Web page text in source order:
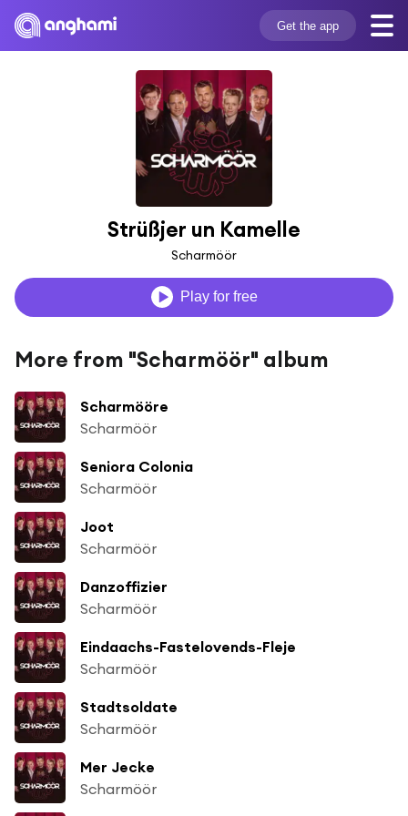
Get the app
Strüßjer un Kamelle
Scharmöör
Play for free
More from "Scharmöör" album
Scharmööre
Scharmöör
Seniora Colonia
Scharmöör
Joot
Scharmöör
Danzoffizier
Scharmöör
Eindaachs-Fastelovends-Fleje
Scharmöör
Stadtsoldate
Scharmöör
Mer Jecke
Scharmöör